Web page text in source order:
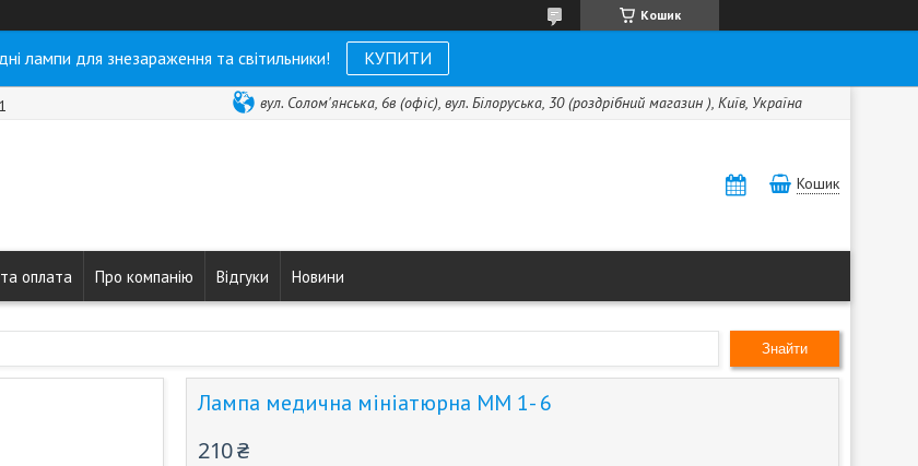
Кошик
лампи для знезараження та світильники! КУПИТИ
вул. Солом'янська, 6в (офіс), вул. Білоруська, 30 (роздрібний магазин ), Київ, Україна
Кошик
оплата Про компанію Відгуки Новини
Знайти
Лампа медична мініатюрна ММ 1- 6
210 ₴